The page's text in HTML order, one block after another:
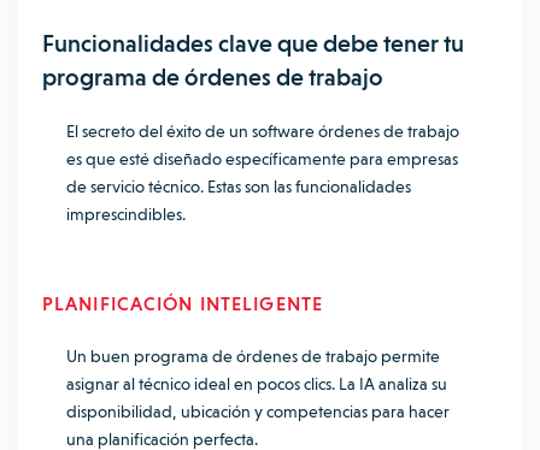
Funcionalidades clave que debe tener tu
programa de órdenes de trabajo
El secreto del éxito de un software órdenes de trabajo
es que esté diseñado específicamente para empresas
de servicio técnico. Estas son las funcionalidades
imprescindibles.
PLANIFICACIÓN INTELIGENTE
Un buen programa de órdenes de trabajo permite
asignar al técnico ideal en pocos clics. La IA analiza su
disponibilidad, ubicación y competencias para hacer
una planificación perfecta.